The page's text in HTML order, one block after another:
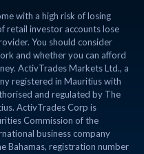
with a high risk of losing
retail investor accounts lose
You should consider
and whether you can afford
ActivTrades Markets Ltd., a
registered in Mauritius with
and regulated by The
ActivTrades Corp is
Commission of the
business company
Bahamas, registration number